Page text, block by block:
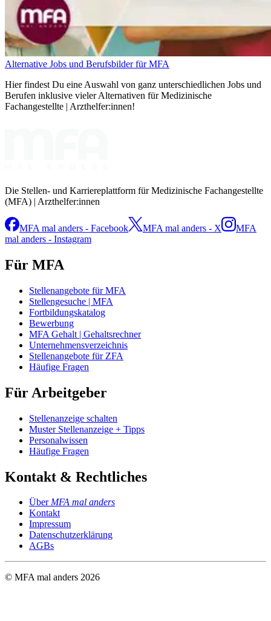
Alternative Jobs und Berufsbilder für MFA
Hier findest Du eine Auswahl von ganz unterschiedlichen Jobs und
Berufen inklusive vieler Alternativen für Medizinische
Fachangestellte | Arzthelfer:innen!
Die Stellen- und Karriereplattform für Medizinische Fachangestellte
(MFA) | Arzthelfer:innen
MFA mal anders - Facebook MFA mal anders - X
MFA
mal anders - Instagram
Für MFA
Stellenangebote für MFA
Stellengesuche | MFA
Fortbildungskatalog
Bewerbung
MFA Gehalt | Gehaltsrechner
Unternehmensverzeichnis
Stellenangebote für ZFA
Häufige Fragen
Für Arbeitgeber
Stellenanzeige schalten
Muster Stellenanzeige + Tipps
Personalwissen
Häufige Fragen
Kontakt & Rechtliches
ÜberMFA mal anders
Kontakt
Impressum
Datenschutzerklärung
AGBs
© MFA mal anders 2026